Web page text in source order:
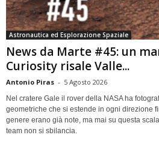
Astronautica ed Esplorazione Spaziale
News da Marte #45: un
Curiosity risale Valle...
Antonio Piras - 5 Agosto 2026
Nel cratere Gale il rover della NASA ha
geometriche che si estende in ogni direzione
genere erano già note, ma mai su questa
team non si sbilancia.